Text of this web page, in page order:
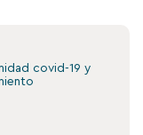
covid-19 y